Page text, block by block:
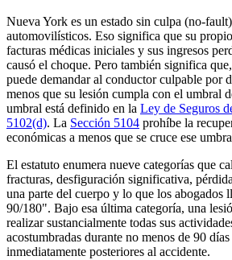
Nueva York es un estado sin culpa (no-
automovilísticos. Eso significa que su
facturas médicas iniciales y sus ingresos
causó el choque. Pero también significa
puede demandar al conductor culpable por
menos que su lesión cumpla con el umbral
umbral está definido en la Ley de Seguros
5102(d). La Sección 5104 prohíbe la
económicas a menos que se cruce ese
El estatuto enumera nueve categorías que
fracturas, desfiguración significativa,
una parte del cuerpo y lo que los abogados
90/180". Bajo esa última categoría, una
realizar sustancialmente todas sus
acostumbradas durante no menos de 90
inmediatamente posteriores al accidente.